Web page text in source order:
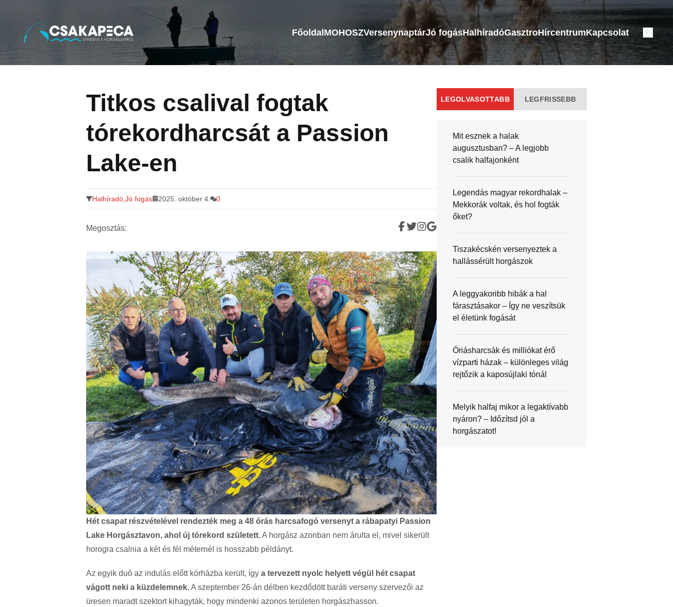
FőoldalMOHOSZVersenynaptárJó fogásHalhíradóGasztroHírcentrumKapcsolat
Titkos csalival fogtak
tórekordharcsát a Passion
Lake-en
Halhíradó Jó fogás 2025. október 4. 0
Megosztás:
Hét csapat részvételével rendezték meg a 48 órás harcsafogó versenyt a rábapatyi Passion
Lake Horgásztavon, ahol új tórekord született.A horgász azonban nem árulta el, mivel sikerült
horogra csalnia a két és fél méternél is hosszabb példányt.
Az egyik duó az indulás előtt kórházba került, így a tervezett nyolc helyett végül hét csapat
vágott neki a küzdelemnek.A szeptember 26-án délben kezdődött baráti verseny szervezői az
üresen maradt szektort kihagyták, hogy mindenki azonos területen horgászhasson.
LEGOLVASOTTABB LEGFRISSEBB
Mit esznek a halak
augusztusban? – A legjobb
csalik halfajonként
Legendás magyar rekordhalak –
Mekkorák voltak, és hol fogták
őket?
Tiszakécskén versenyeztek a
hallássérült horgászok
A leggyakoribb hibák a hal
fárasztásakor – Így ne veszítsük
el életünk fogását
Óriásharcsák és milliókat érő
vízparti házak – különleges világ
rejtőzik a kaposújlaki tónál
Melyik halfaj mikor a legaktívabb
nyáron? – Időzítsd jól a
horgászatot!